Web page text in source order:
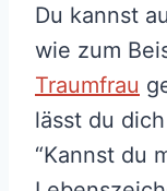
Du kannst
wie zum
Traumfrau
lässt du
“Kannst du